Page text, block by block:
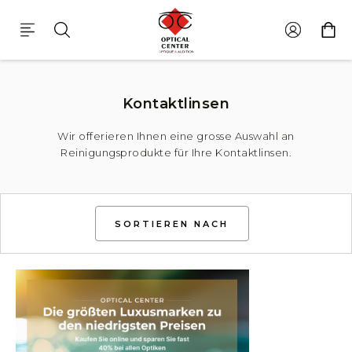
Grosse Auswahl An Pflegeprodukte
Kontaktlinsen
Wir offerieren Ihnen eine grosse Auswahl an
Reinigungsprodukte für Ihre Kontaktlinsen.
SORTIEREN NACH